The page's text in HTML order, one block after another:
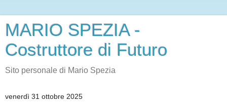
MARIO SPEZIA -
Costruttore di Futuro
Sito personale di Mario Spezia
venerdì 31 ottobre 2025